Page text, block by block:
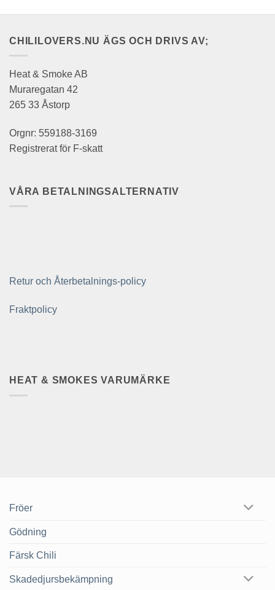
CHILILOVERS.NU ÄGS OCH DRIVS AV;
Heat & Smoke AB
Muraregatan 42
265 33 Åstorp
Orgnr: 559188-3169
Registrerat för F-skatt
VÅRA BETALNINGSALTERNATIV
Retur och Återbetalnings-policy
Fraktpolicy
HEAT & SMOKES VARUMÄRKE
Fröer
Gödning
Färsk Chili
Skadedjursbekämpning